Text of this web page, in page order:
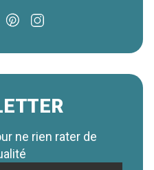
ne rien rater de